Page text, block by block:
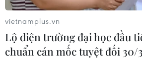
vietnamplus.vn
Lộ diện trường đại học đầu
chuẩn cán mốc tuyệt đối 30/